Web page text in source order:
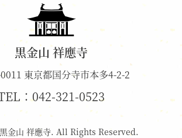
黒金山 祥應寺
東京都国分寺市本多4-2-2
：042-321-0523
金山 祥應寺. All Rights Reserved.